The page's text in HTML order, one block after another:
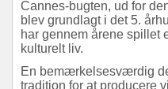
Cannes-bugten, ud for
blev grundlagt i det 5.
har gennem årene spillet
kulturelt liv.
En bemærkelsesværdig
tradition for at producere